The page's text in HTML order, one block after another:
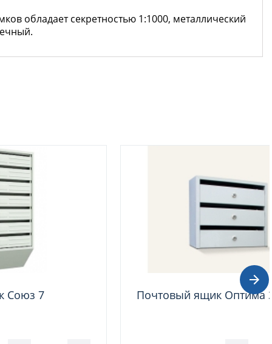
обладает секретностью 1:1000, металлический
Союз 7 Почтовый ящик Оптима